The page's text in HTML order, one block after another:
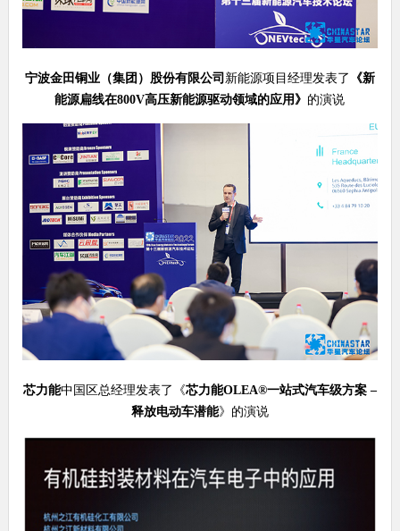
宁波金田铜业（集团）股份有限公司 新能源项目经理发表了 《新
能源扁线在800V高压新能源驱动领域的应用 》 的演说
芯力能中国区总经理发表了《芯力能OLEA®一站式汽车级方案 –
释放电动车潜能》的演说